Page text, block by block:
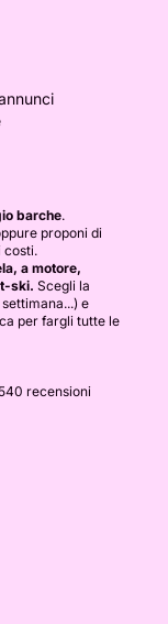
barche.
proponi di
costi.
a motore,
ski. Scegli la
e
per fargli tutte le
recensioni